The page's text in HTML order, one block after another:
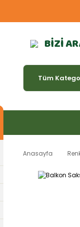
BİZİ
Anasayfa